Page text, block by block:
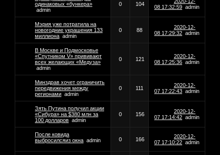
одинаковых «бункера»
admin
0 104
08 17:32:59 admin
Мэрия уже потратила на
новогодние украшения 133
миллиона admin
0 88
2020-12-
08 17:29:32 admin
В Москве и Подмосковье
«Спутником V» прививают
всех желающих «Медуза»
admin
0 121
2020-12-
08 17:25:36 admin
Минздрав хочет ограничить
передвижения между
регионами admin
0 111
2020-12-
07 17:22:43 admin
Зять Путина получил акции
«Сибура» на $380 млн за
100 долларов admin
0 156
2020-12-
07 17:14:42 admin
После ковида
выбросилсяиз окна admin 0 166
2020-12-
07 17:10:22 admin